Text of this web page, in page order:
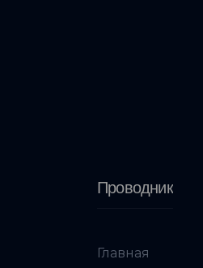
Проводник
Главная